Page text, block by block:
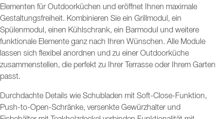
Elementen für Outdoorküchen und eröffnet Ihnen maximale
Gestaltungsfreiheit. Kombinieren Sie ein Grillmodul, ein
Spülenmodul, einen Kühlschrank, ein Barmodul und weitere
funktionale Elemente ganz nach Ihren Wünschen. Alle Module
lassen sich flexibel anordnen und zu einer Outdoorküche
zusammenstellen, die perfekt zu Ihrer Terrasse oder Ihrem Garten
passt.
Durchdachte Details wie Schubladen mit Soft-Close-Funktion,
Push-to-Open-Schränke, versenkte Gewürzhalter und